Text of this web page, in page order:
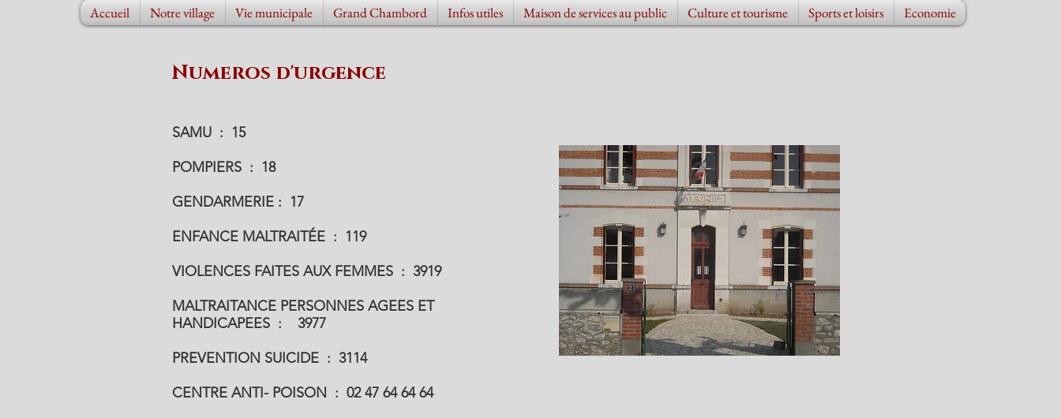
Accueil Notre village Vie municipale Grand Chambord Infos utiles Maison de services au public Culture et tourisme Sports et loisirs Economie
Numeros d'urgence
SAMU : 15
POMPIERS : 18
GENDARMERIE : 17
ENFANCE MALTRAITÉE : 119
VIOLENCES FAITES AUX FEMMES : 3919
MALTRAITANCE PERSONNES AGEES ET
HANDICAPEES : 3977
PREVENTION SUICIDE : 3114
CENTRE ANTI- POISON : 02 47 64 64 64